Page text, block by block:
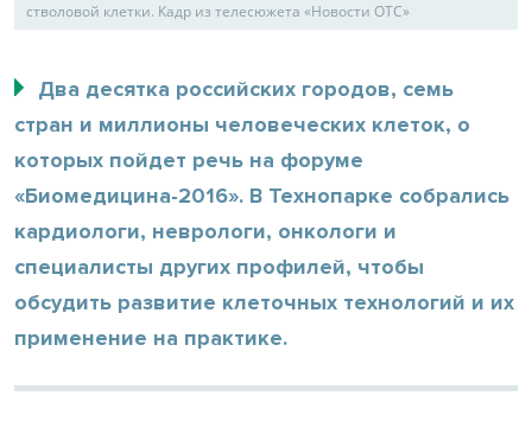
стволовой клетки. Кадр из телесюжета «Новости ОТС»
Два десятка российских городов, семь
стран и миллионы человеческих клеток, о
которых пойдет речь на форуме
«Биомедицина-2016». В Технопарке собрались
кардиологи, неврологи, онкологи и
специалисты других профилей, чтобы
обсудить развитие клеточных технологий и их
применение на практике.